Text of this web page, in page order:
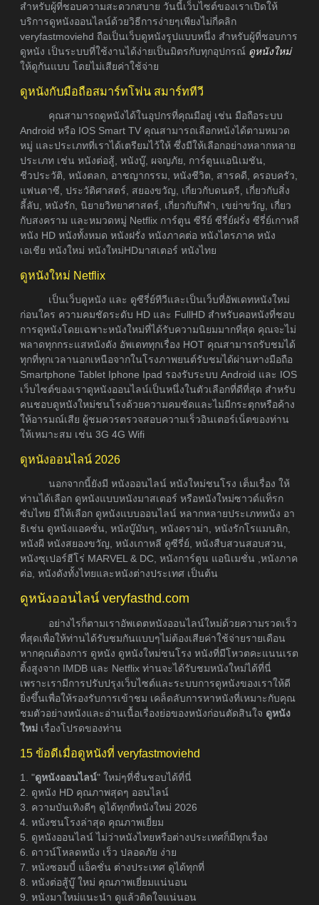
สำหรับผู้ที่ชอบความสะดวกสบาย วันนี้เว็บไซต์ของเราเปิดให้
บริการดูหนังออนไลน์ด้วยวิธีการง่ายๆเพียงไม่กี่คลิก
veryfastmoviehd ถือเป็นเว็บดูหนังรูปแบบหนึ่ง สำหรับผู้ที่ชอบการ
ดูหนัง เป็นระบบที่ใช้งานได้ง่ายเป็นมิตรกับทุกอุปกรณ์ ดูหนังใหม่
ให้ดูกันแบบ โดยไม่เสียค่าใช้จ่าย
ดูหนังกับมือถือสมาร์ทโฟน สมาร์ททีวี
คุณสามารถดูหนังได้ในอุปกรที่คุณมีอยู่ เช่น มือถือระบบ
Android หรือ IOS Smart TV คุณสามารถเลือกหนังได้ตามหมวด
หมู่ และประเภทที่เราได้เตรียมไว้ให้ ซึ่งมีให้เลือกอย่างหลากหลาย
ประเภท เช่น หนังต่อสู้, หนังบู๊, ผจญภัย, การ์ตูนแอนิเมชัน,
ชีวประวัติ, หนังตลก, อาชญากรรม, หนังชีวิต, สารคดี, ครอบครัว,
แฟนตาซี, ประวัติศาสตร์, สยองขวัญ, เกี่ยวกับดนตรี, เกี่ยวกับสิ่ง
ลี้ลับ, หนังรัก, นิยายวิทยาศาสตร์, เกี่ยวกับกีฬา, เขย่าขวัญ, เกี่ยว
กับสงคราม และหมวดหมู่ Netflix การ์ตูน ซีรีย์ ซีรี่ย์ฝรั่ง ซีรี่ย์เกาหลี
หนัง HD หนังทั้งหมด หนังฝรั่ง หนังภาคต่อ หนังไตรภาค หนัง
เอเชีย หนังใหม่ หนังใหม่HDมาสเตอร์ หนังไทย
ดูหนังใหม่ Netflix
เป็นเว็บดูหนัง และ ดูซีรี่ย์ทีวีและเป็นเว็บที่อัพเดทหนังใหม่
ก่อนใคร ความคมชัดระดับ HD และ FullHD สำหรับคอหนังที่ชอบ
การดูหนังโดยเฉพาะหนังใหม่ที่ได้รับความนิยมมากที่สุด คุณจะไม่
พลาดทุกกระแสหนังดัง อัพเดททุกเรื่อง HOT คุณสามารถรับชมได้
ทุกที่ทุกเวลานอกเหนือจากในโรงภาพยนต์รับชมได้ผ่านทางมือถือ
Smartphone Tablet Iphone Ipad รองรับระบบ Android และ IOS
เว็บไซต์ของเราดูหนังออนไลน์เป็นหนึ่งในตัวเลือกที่ดีที่สุด สำหรับ
คนชอบดูหนังใหม่ชนโรงด้วยความคมชัดและไม่มีกระตุกหรือค้าง
ให้อารมณ์เสีย ผู้ชมควรตรวจสอบความเร็วอินเตอร์เน็ตของท่าน
ให้เหมาะสม เช่น 3G 4G Wifi
ดูหนังออนไลน์ 2026
นอกจากนี้ยังมี หนังออนไลน์ หนังใหม่ชนโรง เต็มเรื่อง ให้
ท่านได้เลือก ดูหนังแบบหนังมาสเตอร์ หรือหนังใหม่ซาวด์แท็รก
ซับไทย มีให้เลือก ดูหนังแบบออนไลน์ หลากหลายประเภทหนัง อา
ธิเช่น ดูหนังแอคชั่น, หนังบู๊มันๆ, หนังดราม่า, หนังรักโรแมนติก,
หนังผี หนังสยองขวัญ, หนังเกาหลี ดูซีรี่ย์, หนังสืบสวนสอบสวน,
หนังซุเปอร์ฮีโร่ MARVEL & DC, หนังการ์ตูน แอนิเมชั่น ,หนังภาค
ต่อ, หนังดังทั้งไทยและหนังต่างประเทศ เป็นต้น
ดูหนังออนไลน์ veryfasthd.com
อย่างไรก็ตามเราอัพเดตหนังออนไลน์ใหม่ด้วยความรวดเร็ว
ที่สุดเพื่อให้ท่านได้รับชมกันแบบๆไม่ต้องเสียค่าใช้จ่ายรายเดือน
หากคุณต้องการ ดูหนัง ดูหนังใหม่ชนโรง หนังที่มีโหวตคะแนนเรต
ติ้งสูงจาก IMDB และ Netflix ท่านจะได้รับชมหนังใหม่ได้ที่นี่
เพราะเรามีการปรับปรุงเว็บไซต์และระบบการดูหนังของเราให้ดี
ยิ่งขึ้นเพื่อให้รองรับการเข้าชม เคล็ดลับการหาหนังที่เหมาะกับคุณ
ชมตัวอย่างหนังและอ่านเนื้อเรื่องย่อของหนังก่อนตัดสินใจ ดูหนัง
ใหม่ เรื่องโปรดของท่าน
15 ข้อดีเมื่อดูหนังที่ veryfastmoviehd
1. "ดูหนังออนไลน์" ใหม่ๆที่ชื่นชอบได้ที่นี่
2. ดูหนัง HD คุณภาพสุดๆ ออนไลน์
3. ความบันเทิงดีๆ ดูได้ทุกที่หนังใหม่ 2026
4. หนังชนโรงล่าสุด คุณภาพเยี่ยม
5. ดูหนังออนไลน์ ไม่ว่าหนังไทยหรือต่างประเทศก็มีทุกเรื่อง
6. ดาวน์โหลดหนัง เร็ว ปลอดภัย ง่าย
7. หนังซอมบี้ แอ็คชั่น ต่างประเทศ ดูได้ทุกที่
8. หนังต่อสู้บู๊ ใหม่ คุณภาพเยี่ยมแน่นอน
9. หนังมาใหม่แนะนำ ดูแล้วติดใจแน่นอน